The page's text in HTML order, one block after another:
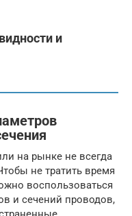
и
на рынке не всегда
не тратить время
воспользоваться
и сечений проводов,